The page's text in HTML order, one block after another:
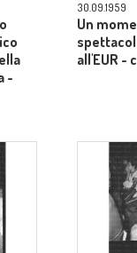
-
30.09.1959
Un
all'EUR -